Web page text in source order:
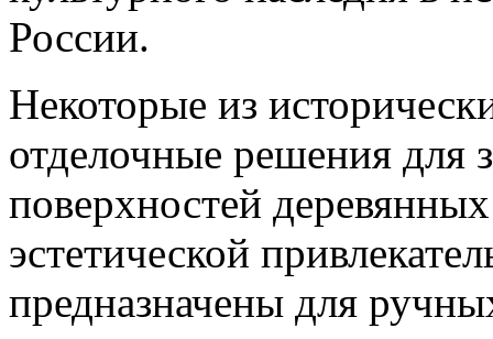
России.
Некоторые из
отделочные решения
поверхностей
эстетической
предназначены для